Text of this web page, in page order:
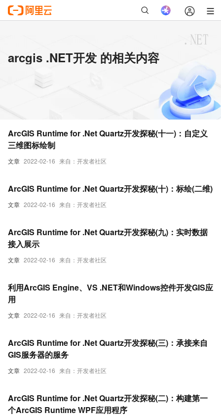
arcgis .NET开发 的相关内容
文章 2022-02-16 来自：开发者社区
ArcGIS Runtime for .Net Quartz开发探秘(十一)：自定义
三维图标绘制
文章 2022-02-16 来自：开发者社区
ArcGIS Runtime for .Net Quartz开发探秘(十)：标绘(二维)
文章 2022-02-16 来自：开发者社区
ArcGIS Runtime for .Net Quartz开发探秘(九)：实时数据
接入展示
文章 2022-02-16 来自：开发者社区
利用ArcGIS Engine、VS .NET和Windows控件开发GIS应
用
文章 2022-02-16 来自：开发者社区
ArcGIS Runtime for .Net Quartz开发探秘(三)：承接来自
GIS服务器的服务
ArcGIS Runtime for .Net Quartz开发探秘(二)：构建第一
个ArcGIS Runtime WPF应用程序